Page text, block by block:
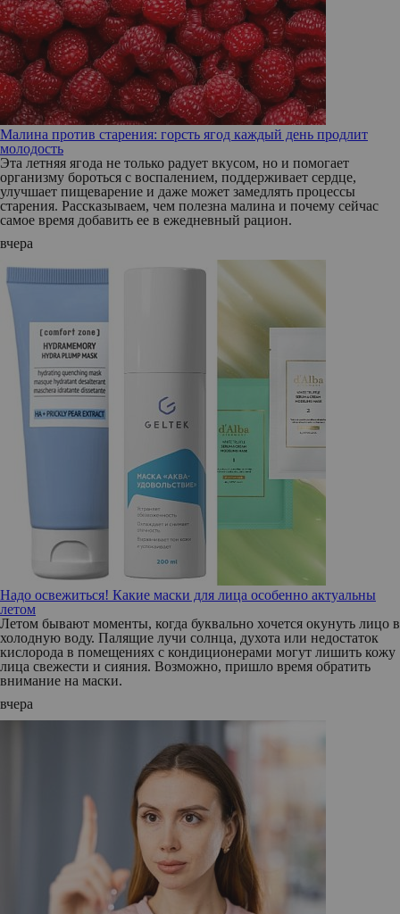
Малина против старения: горсть ягод каждый день продлит
молодость
Эта летняя ягода не только радует вкусом, но и помогает
организму бороться с воспалением, поддерживает сердце,
улучшает пищеварение и даже может замедлять процессы
старения. Рассказываем, чем полезна малина и почему сейчас
самое время добавить ее в ежедневный рацион.
вчера
Надо освежиться! Какие маски для лица особенно актуальны
летом
Летом бывают моменты, когда буквально хочется окунуть лицо в
холодную воду. Палящие лучи солнца, духота или недостаток
кислорода в помещениях с кондиционерами могут лишить кожу
лица свежести и сияния. Возможно, пришло время обратить
внимание на маски.
вчера